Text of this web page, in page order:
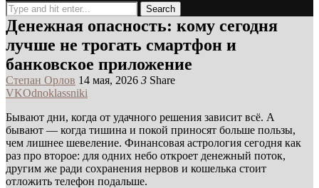
Search
Денежная опасность: кому сегодня
лучше не трогать смартфон и
банковское приложение
Степан Орлов 14 мая, 2026 3 Share
VKOdnoklassniki
Бывают дни, когда от удачного решения зависит всё. А
бывают — когда тишина и покой приносят больше пользы,
чем лишнее шевеление. Финансовая астрология сегодня как
раз про второе: для одних небо откроет денежный поток,
другим же ради сохранения нервов и кошелька стоит
отложить телефон подальше.